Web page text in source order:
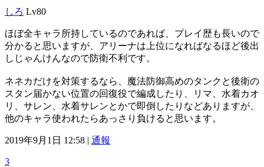
しろ Lv80
ほぼ全キャラ所持しているのであれば、プレイ歴も長いので
分かると思いますが、アリーナは上位になればなるほど後出
しじゃんけんなので防衛不利です。
ネネカだけを対策するなら、魔法防御高めのタンクと後衛の
スタン届かない位置の回復役で編成したり、リマ、水着カオ
リ、サレン、水着サレンとかで即倒したりなどありますが、
他のキャラ使われたらあっさり負けると思います。
2019年9月1日 12:58 | 通報
3